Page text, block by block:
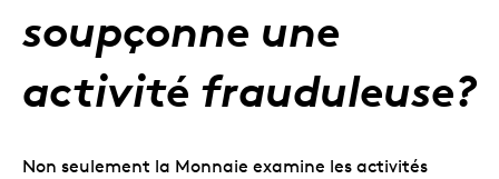
soupçonne une
activité frauduleuse?
Non seulement la Monnaie examine les activités